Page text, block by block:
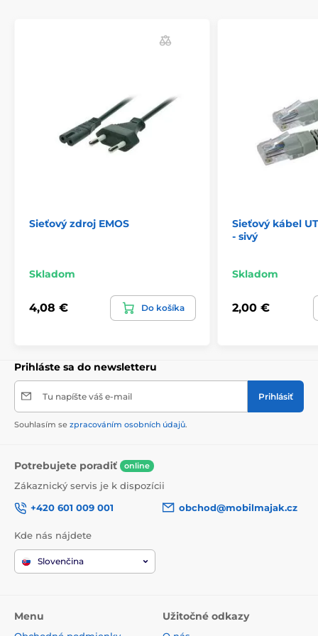
Sieťový zdroj EMOS
Skladom
4,08 € Do košíka
Sieťový kábel
- sivý
Skladom
2,00 €
Prihláste sa do newsletteru
Tu napíšte váš e-mail Prihlásiť
Souhlasím se zpracováním osobních údajů.
Potrebujete poradiť online
Zákaznický servis je k dispozícii
+420 601 009 001
obchod@mobilmajak.cz
Kde nás nájdete
Slovenčina
Menu Užitočné odkazy